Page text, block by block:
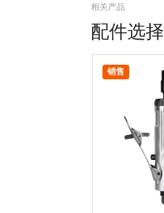
相关产品
配件选择
销售